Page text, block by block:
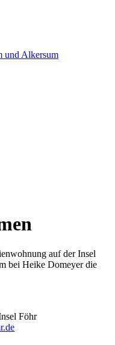
auf der Insel
bei Heike Domeyer die